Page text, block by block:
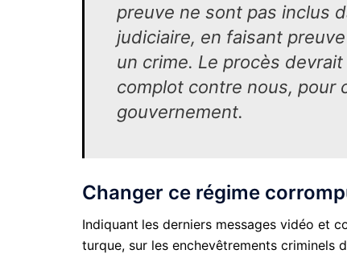
preuve ne sont pas inclus
judiciaire, en faisant
un crime. Le procès
complot contre nous, pour
gouvernement.
Changer ce régime
Indiquant les derniers messages vidéo et
turque, sur les enchevêtrements criminels